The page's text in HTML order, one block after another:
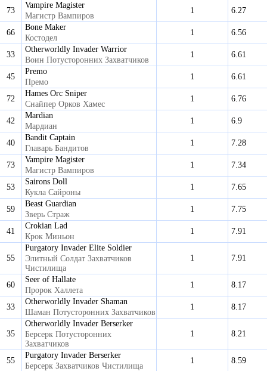
73
Vampire Magister
Магистр Вампиров
1 6.27
66
Bone Maker
Костодел
1 6.56
33
Otherworldly Invader Warrior
Воин Потусторонних Захватчиков
1 6.61
45
Premo
Премо
1 6.61
72
Hames Orc Sniper
Снайпер Орков Хамес
1 6.76
42
Mardian
Мардиан
1 6.9
40
Bandit Captain
Главарь Бандитов
1 7.28
73
Vampire Magister
Магистр Вампиров
1 7.34
53
Sairons Doll
Кукла Сайроны
1 7.65
59
Beast Guardian
Зверь Страж
1 7.75
41
Crokian Lad
Крок Миньон
1 7.91
55
Purgatory Invader Elite Soldier
Элитный Солдат Захватчиков
Чистилища
1 7.91
60
Seer of Hallate
Пророк Халлета
1 8.17
33
Otherworldly Invader Shaman
Шаман Потусторонних Захватчиков
1 8.17
35
Otherworldly Invader Berserker
Берсерк Потусторонних
Захватчиков
1 8.21
55
Purgatory Invader Berserker
Берсерк Захватчиков Чистилища
1 8.59